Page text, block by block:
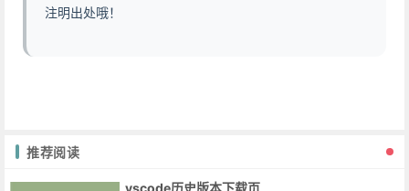
注明出处哦！
推荐阅读
vscode历史版本下载页